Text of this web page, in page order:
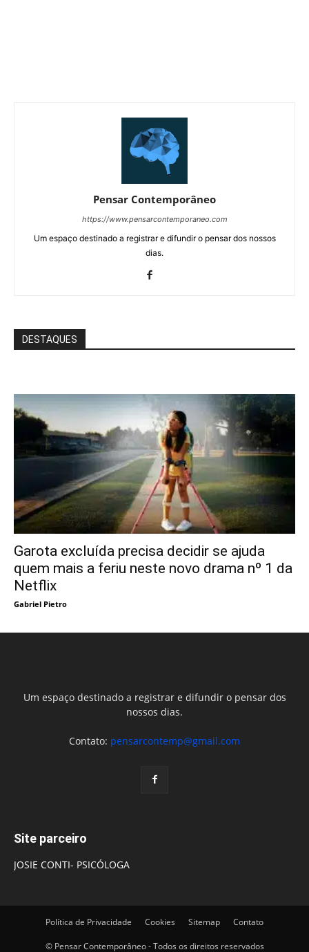
Pensar Contemporâneo
https://www.pensarcontemporaneo.com
Um espaço destinado a registrar e difundir o pensar dos nossos
dias.
DESTAQUES
Garota excluída precisa decidir se ajuda
quem mais a feriu neste novo drama nº 1 da
Netflix
Gabriel Pietro
Um espaço destinado a registrar e difundir o pensar dos
nossos dias.
Contato: pensarcontemp@gmail.com
Site parceiro
JOSIE CONTI- PSICÓLOGA
Política de Privacidade Cookies Sitemap Contato
© Pensar Contemporâneo - Todos os direitos reservados